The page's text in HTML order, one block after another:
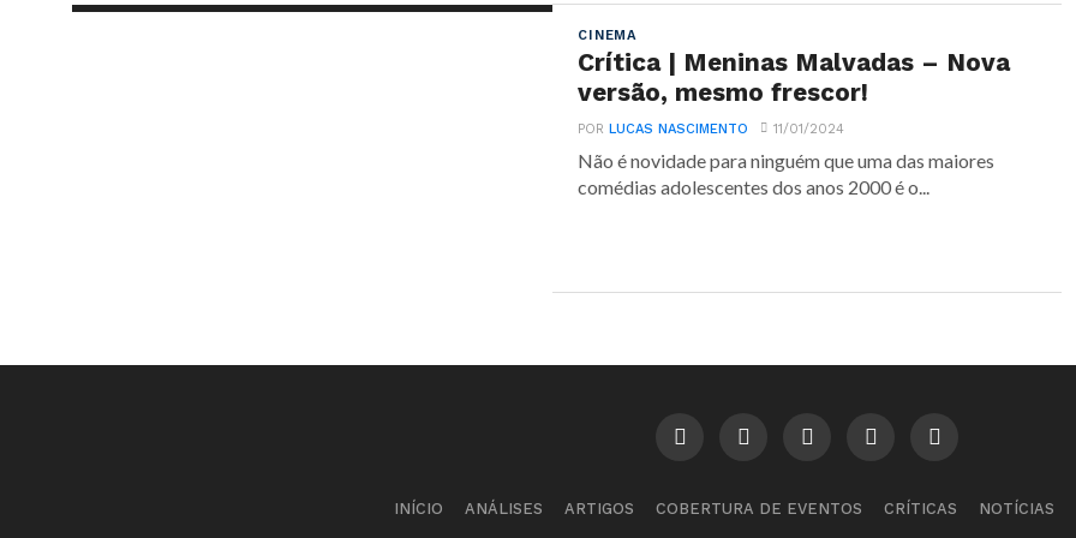
CINEMA
Crítica | Meninas Malvadas – Nova
versão, mesmo frescor!
POR LUCAS NASCIMENTO 11/01/2024
Não é novidade para ninguém que uma das maiores
comédias adolescentes dos anos 2000 é o...
INÍCIO ANÁLISES ARTIGOS COBERTURA DE EVENTOS CRÍTICAS NOTÍCIAS